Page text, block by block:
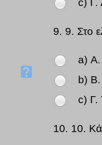
c) Γ.
9. 9. Στο
a) Α.
b) Β.
c) Γ.
10. 10.